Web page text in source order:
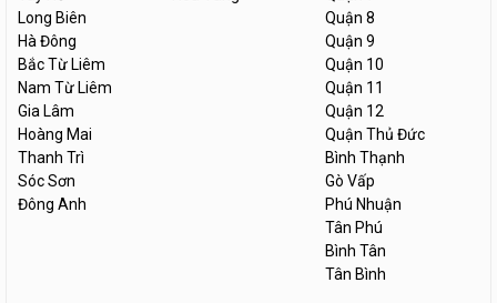
Long Biên
Hà Đông
Bắc Từ Liêm
Nam Từ Liêm
Gia Lâm
Hoàng Mai
Thanh Trì
Sóc Sơn
Đông Anh
Quận 8
Quận 9
Quận 10
Quận 11
Quận 12
Quận Thủ Đức
Bình Thạnh
Gò Vấp
Phú Nhuận
Tân Phú
Bình Tân
Tân Bình